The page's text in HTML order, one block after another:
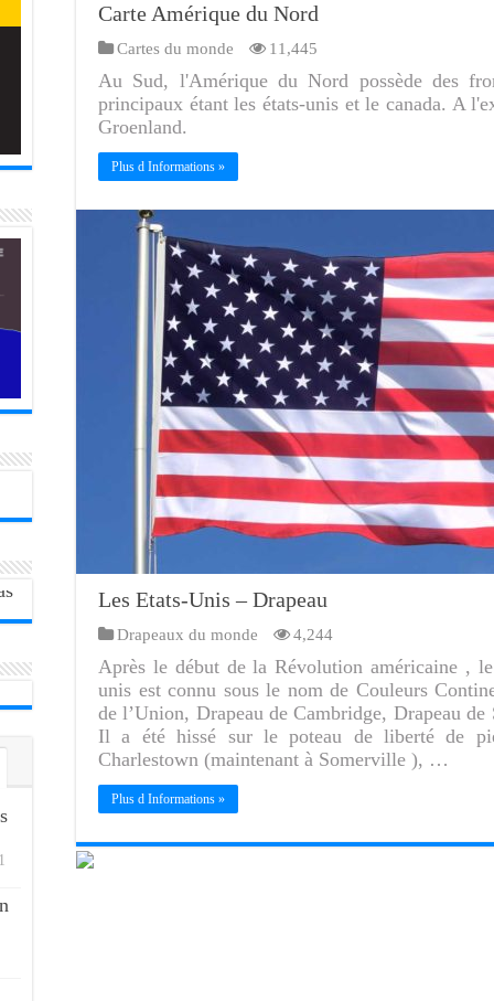
Carte Amérique du Nord
Cartes du monde 11,445
Au Sud, l'Amérique du Nord possède des
principaux étant les états-unis et le canada. A
Groenland.
Plus d Informations »
Les Etats-Unis – Drapeau
Drapeaux du monde 4,244
Après le début de la Révolution américaine ,
unis est connu sous le nom de Couleurs
de l’Union, Drapeau de Cambridge, Drapeau
Il a été hissé sur le poteau de liberté de
Charlestown (maintenant à Somerville ), …
Plus d Informations »